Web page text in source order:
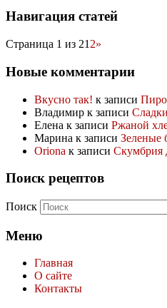
Навигация статей
Страница 1 из 21 2»
Новые комментарии
Вкусно так! к записи
Владимир к записи
Елена к записи Ржаной
Марина к записи Зеленые
Oriona к записи Скумбрия
Поиск рецептов
Поиск
Меню
Главная
О сайте
Контакты